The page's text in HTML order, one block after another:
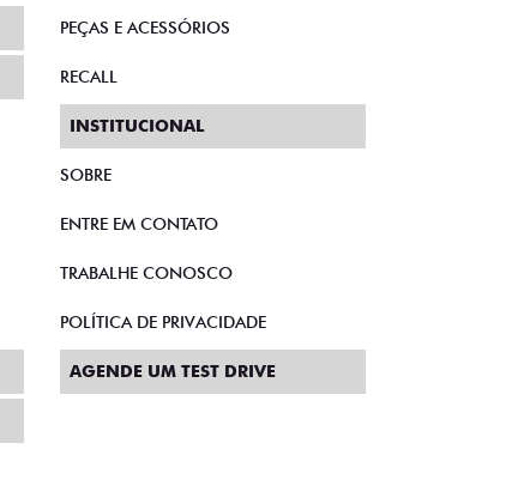
PEÇAS E ACESSÓRIOS
RECALL
INSTITUCIONAL
SOBRE
ENTRE EM CONTATO
TRABALHE CONOSCO
POLÍTICA DE PRIVACIDADE
AGENDE UM TEST DRIVE